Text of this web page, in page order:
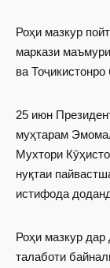
Роҳи мазкур
маркази
ва
25 июн
муҳтарам
Мухтори
нуқтаи
истифода
Роҳи мазкур
талаботи